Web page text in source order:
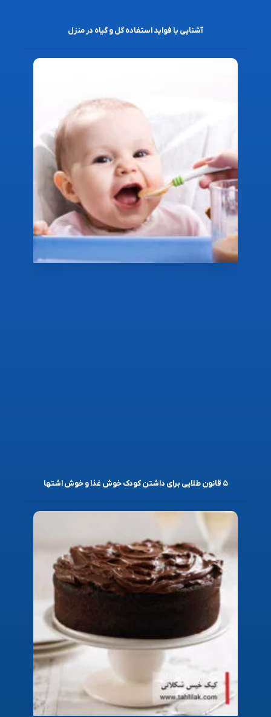
آشنایی با فواید استفاده گل و گیاه در منزل
۵ قانون طلایی برای داشتن کودک خوش غذا و خوش اشتها